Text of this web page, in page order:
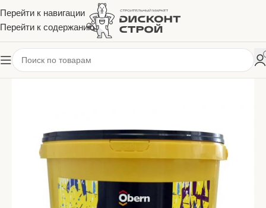
Перейти к навигации
Перейти к содержанию